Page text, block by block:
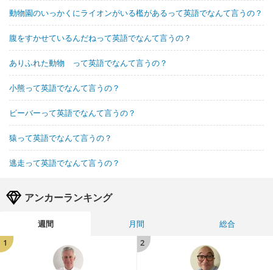
動物園のいっかくにライオンがいる檻があるって英語でなんて言うの？
腹をすかせているんだねって英語でなんて言うの？
ありふれた動物 って英語でなんて言うの？
小熊って英語でなんて言うの？
ビーバーって英語でなんて言うの？
猿って英語でなんて言うの？
逃走って英語でなんて言うの？
アンカーランキング
週間 月間
総合
1
2